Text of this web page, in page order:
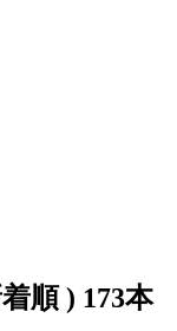
順 ) 173本